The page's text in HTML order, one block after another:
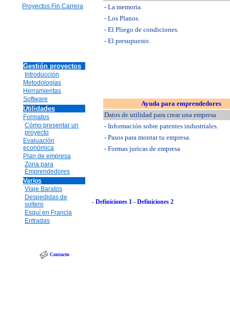
Proyectos Fin Carrera
Gestión proyectos
Introducción
Metodologías
Herramientas
Software
Utilidades
Formatos
Cómo presentar un
proyecto
Evaluación
económica
Plan de empresa
Zona para
Emprendedores
Varios
Viaje Baratos
Despedidas de
soltero
Esquí en Francia
Entradas
Contacto
- La memoria.
- Los Planos.
- El Pliego de condiciones.
- El presupuesto.
Ayuda para emprendedores
Datos de utilidad para crear una empresa
- Información sobre patentes industriales.
- Pasos para montar tu empresa.
- Formas juricas de empresa
- Definiciones 1 - Definiciones 2